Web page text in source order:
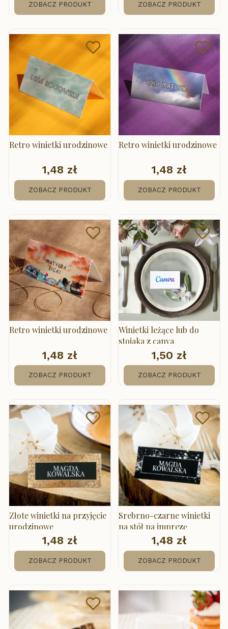
ZOBACZ PRODUKT ZOBACZ PRODUKT
Retro winietki urodzinowe
Cena
1,48 zł
ZOBACZ PRODUKT
Retro winietki urodzinowe
Cena
1,48 zł
ZOBACZ PRODUKT
Retro winietki urodzinowe
Cena
1,48 zł
ZOBACZ PRODUKT
Winietki leżące lub do
stojaka z canva
Cena
1,50 zł
ZOBACZ PRODUKT
Złote winietki na przyjęcie
urodzinowe
Cena
1,48 zł
ZOBACZ PRODUKT
Srebrno-czarne winietki
na stół na imprezę
Cena
1,48 zł
ZOBACZ PRODUKT